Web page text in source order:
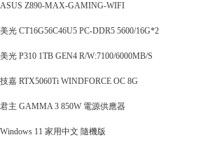
ASUS Z890-MAX-GAMING-WIFI
美光 CT16G56C46U5 PC-DDR5 5600/16G*2
美光 P310 1TB GEN4 R/W:7100/6000MB/S
技嘉 RTX5060Ti WINDFORCE OC 8G
君主 GAMMA 3 850W 電源供應器
Windows 11 家用中文 隨機版